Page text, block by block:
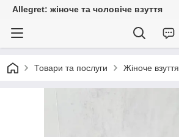
Allegret: жіноче та чоловіче взуття
Товари та послуги Жіноче взуття